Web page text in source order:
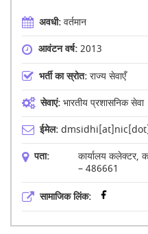
अवधी:वर्तमान
आवंटन वर्ष:2013
भर्ती का स्रोत:राज्य सेवाएँ
सेवाएं:भारतीय प्रशासनिक सेवा
ईमेल:
पता:
कार्यालय कलेक्टर,
– 486661
सामाजिक लिंक: